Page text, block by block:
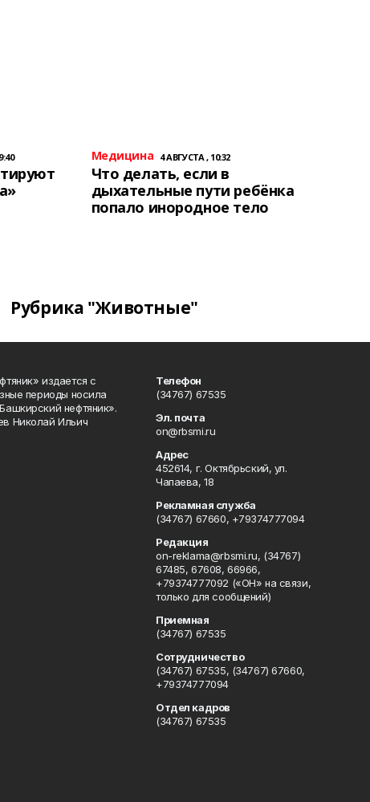
Медицина 4 АВГУСТА , 10:32
Что делать, если в
дыхательные пути ребёнка
попало инородное тело
Рубрика "Животные"
издается с
периоды носила
нефтяник».
Николай Ильич
Телефон
(34767) 67535
Эл. почта
on@rbsmi.ru
Адрес
452614, г. Октябрьский, ул.
Чапаева, 18
Рекламная служба
(34767) 67660, +79374777094
Редакция
on-reklama@rbsmi.ru, (34767)
67485, 67608, 66966,
+79374777092 («ОН» на связи,
только для сообщений)
Приемная
(34767) 67535
Сотрудничество
(34767) 67535, (34767) 67660,
+79374777094
Отдел кадров
(34767) 67535